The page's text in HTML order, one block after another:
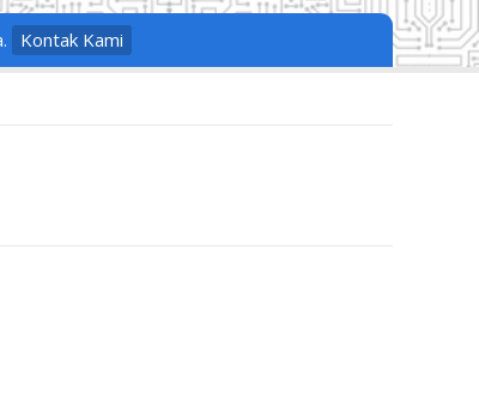
Kontak Kami